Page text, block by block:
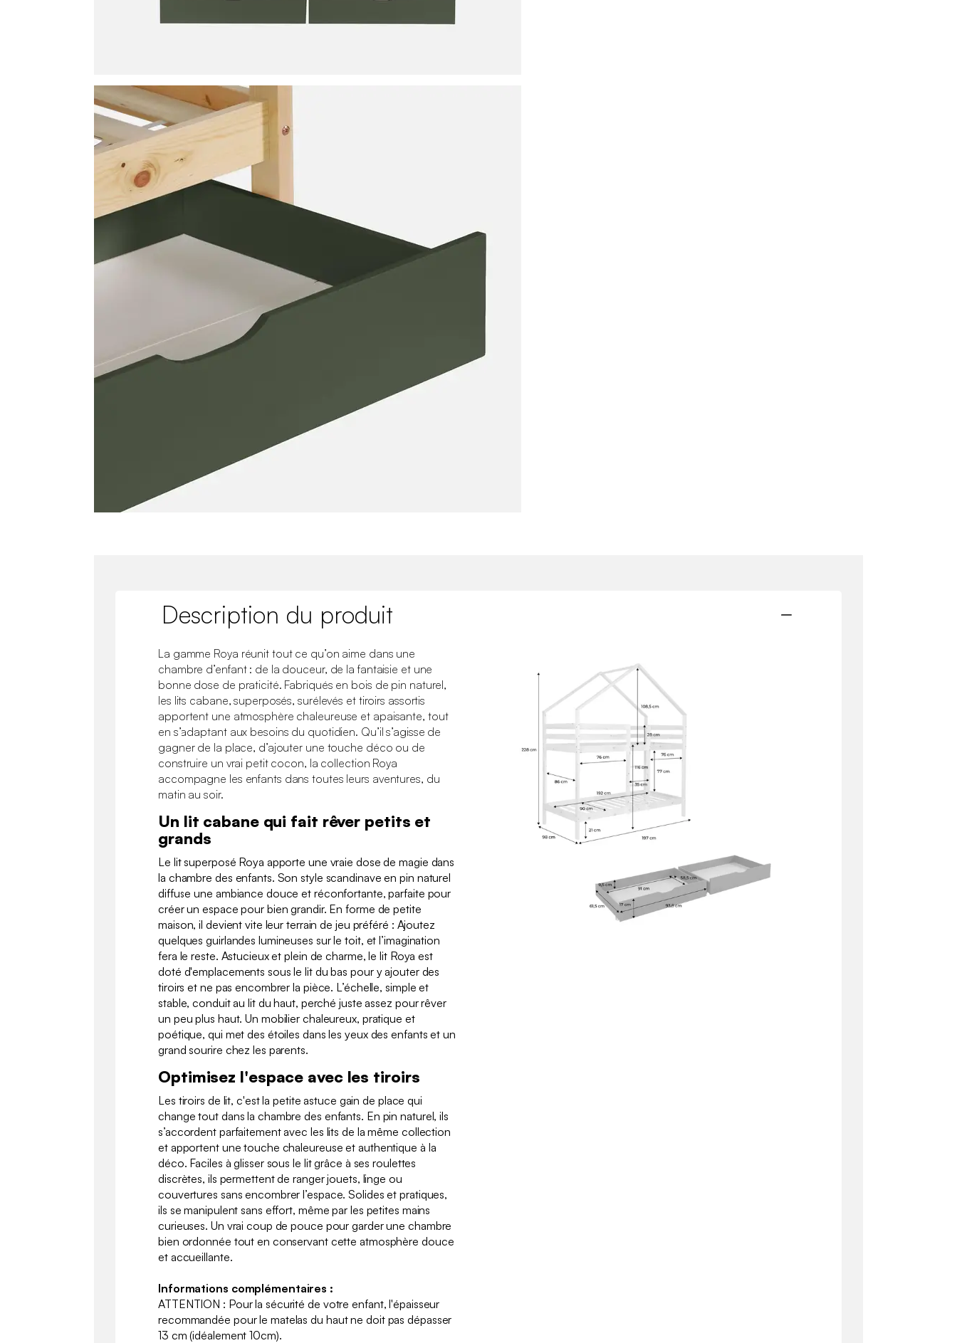
Description du produit
La gamme Roya réunit tout ce qu’on aime dans une
chambre d’enfant : de la douceur, de la fantaisie et une
bonne dose de praticité. Fabriqués en bois de pin naturel,
les lits cabane, superposés, surélevés et tiroirs assortis
apportent une atmosphère chaleureuse et apaisante, tout
en s’adaptant aux besoins du quotidien. Qu’il s’agisse de
gagner de la place, d’ajouter une touche déco ou de
construire un vrai petit cocon, la collection Roya
accompagne les enfants dans toutes leurs aventures, du
matin au soir.
Un lit cabane qui fait rêver petits et
grands
Le lit superposé Roya apporte une vraie dose de magie dans
la chambre des enfants. Son style scandinave en pin naturel
diffuse une ambiance douce et réconfortante, parfaite pour
créer un espace pour bien grandir. En forme de petite
maison, il devient vite leur terrain de jeu préféré : Ajoutez
quelques guirlandes lumineuses sur le toit, et l’imagination
fera le reste. Astucieux et plein de charme, le lit Roya est
doté d'emplacements sous le lit du bas pour y ajouter des
tiroirs et ne pas encombrer la pièce. L’échelle, simple et
stable, conduit au lit du haut, perché juste assez pour rêver
un peu plus haut. Un mobilier chaleureux, pratique et
poétique, qui met des étoiles dans les yeux des enfants et un
grand sourire chez les parents.
Optimisez l'espace avec les tiroirs
Les tiroirs de lit, c'est la petite astuce gain de place qui
change tout dans la chambre des enfants. En pin naturel, ils
s’accordent parfaitement avec les lits de la même collection
et apportent une touche chaleureuse et authentique à la
déco. Faciles à glisser sous le lit grâce à ses roulettes
discrètes, ils permettent de ranger jouets, linge ou
couvertures sans encombrer l’espace. Solides et pratiques,
ils se manipulent sans effort, même par les petites mains
curieuses. Un vrai coup de pouce pour garder une chambre
bien ordonnée tout en conservant cette atmosphère douce
et accueillante.
Informations complémentaires :
ATTENTION : Pour la sécurité de votre enfant, l'épaisseur
recommandée pour le matelas du haut ne doit pas dépasser
13 cm (idéalement 10cm).